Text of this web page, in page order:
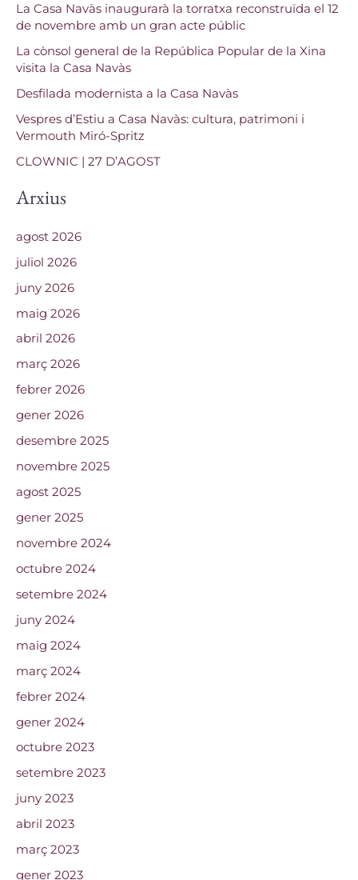
a
:
La Casa Navàs inaugurarà la torratxa reconstruïda el 12
de novembre amb un gran acte públic
La cònsol general de la República Popular de la Xina
visita la Casa Navàs
Desfilada modernista a la Casa Navàs
Vespres d’Estiu a Casa Navàs: cultura, patrimoni i
Vermouth Miró-Spritz
CLOWNIC | 27 D’AGOST
Arxius
agost 2026
juliol 2026
juny 2026
maig 2026
abril 2026
març 2026
febrer 2026
gener 2026
desembre 2025
novembre 2025
agost 2025
gener 2025
novembre 2024
octubre 2024
setembre 2024
juny 2024
maig 2024
març 2024
febrer 2024
gener 2024
octubre 2023
setembre 2023
juny 2023
abril 2023
març 2023
gener 2023